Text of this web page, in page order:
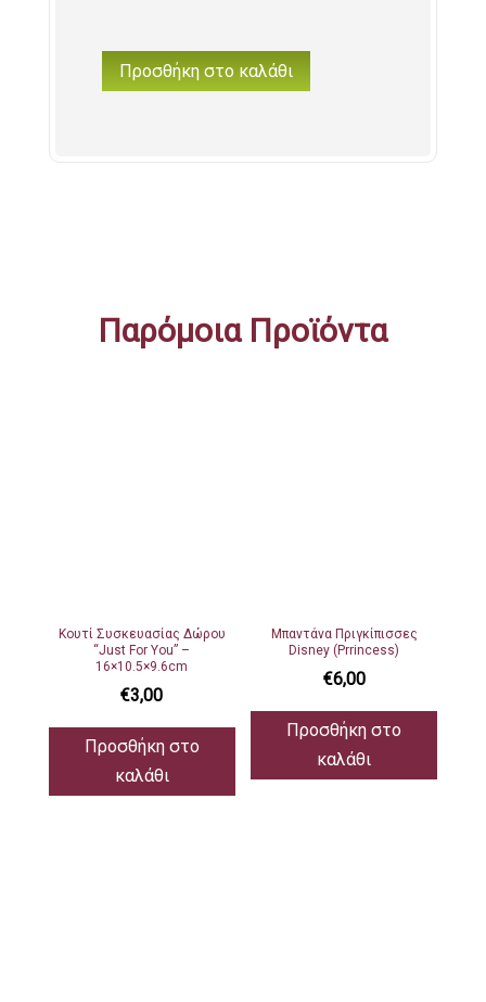
"ΠεραστικάΠροσθήκη στο καλάθι
Παρόμοια Προϊόντα
Κουτί Συσκευασίας Δώρου
“Just For You” –
16×10.5×9.6cm
€3,00
Προσθήκη στο
καλάθι
Μπαντάνα Πριγκίπισσες
Disney (Prrincess)
€6,00
Προσθήκη στο
καλάθι